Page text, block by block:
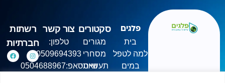
פלגים
בית
למה לטפל
במים
סקטורים
מגורים
מסחרי
תעשייתי
צור קשר
טלפון:
0509694393
וואטסאפ:0504688967
רשתות
חברתיות